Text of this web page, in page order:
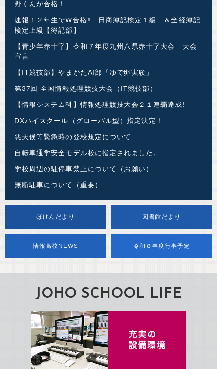
野くんが合格！
速報！２年生でW合格‼ 日商簿記検定１級 ＆全経簿記
検定上級【簿記部】
【青少年赤十字】令和７年度九州八県赤十字大会 大会
宣言
【IT競技部】やまがたAI部「ゆで卵実験」
第37回 全国情報処理競技大会（IT競技部）
【情報システム科】情報処理競技大会２１連覇達成!!
DXハイスクール（グローバル型）指定決定！
悪天候等緊急時の登校規定について
自転車通学安全モデル校に指定されました。
学校周辺の駐停車禁止について（お願い）
無断駐車について（重要）
ほけんだより 図書館だより
情報高校NEWS 令和８年度行事予定
JOHO SCHOOL LIFE